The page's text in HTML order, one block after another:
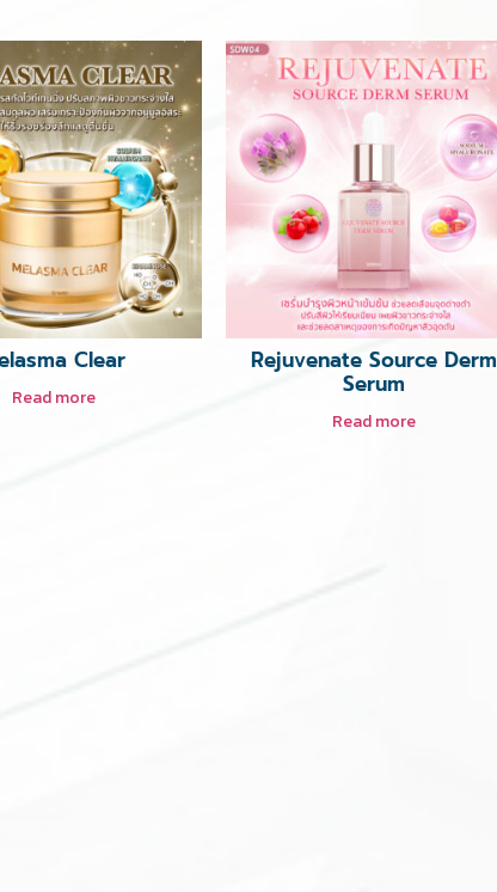
Clear
Read more
Rejuvenate Source Derm
Serum
Read more